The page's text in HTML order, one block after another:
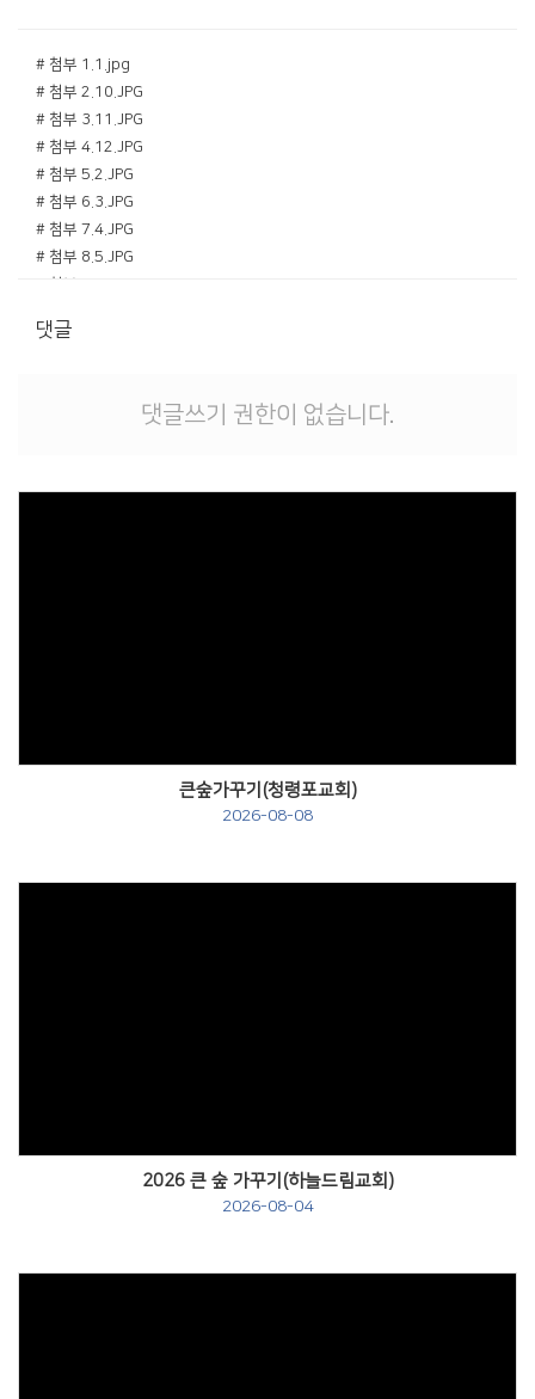
# 첨부 1.1.jpg
# 첨부 2.10.JPG
# 첨부 3.11.JPG
# 첨부 4.12.JPG
# 첨부 5.2.JPG
# 첨부 6.3.JPG
# 첨부 7.4.JPG
# 첨부 8.5.JPG
# 첨부 11.8.JPG
댓글
댓글쓰기 권한이 없습니다.
큰숲가꾸기(청령포교회)
2026-08-08
2026 큰 숲 가꾸기(하늘드림교회)
2026-08-04